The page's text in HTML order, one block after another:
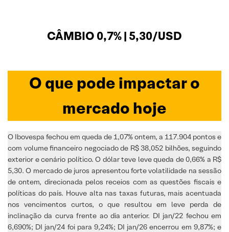
CÂMBIO 0,7% | 5,30/USD
O que pode impactar o
mercado hoje
O Ibovespa fechou em queda de 1,07% ontem, a 117.904 pontos e
com volume financeiro negociado de R$ 38,052 bilhões, seguindo
exterior e cenário político. O dólar teve leve queda de 0,66% a R$
5,30. O mercado de juros apresentou forte volatilidade na sessão
de ontem, direcionada pelos receios com as questões fiscais e
políticas do país. Houve alta nas taxas futuras, mais acentuada
nos vencimentos curtos, o que resultou em leve perda de
inclinação da curva frente ao dia anterior. DI jan/22 fechou em
6,690%; DI jan/24 foi para 9,24%; DI jan/26 encerrou em 9,87%; e